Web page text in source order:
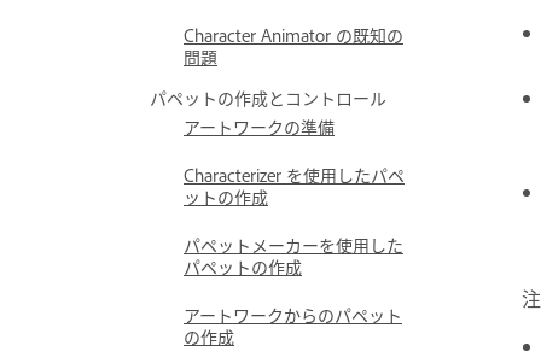
Character Animator の既知の
問題
パペットの作成とコントロール
アートワークの準備
Characterizer を使用したパペ
ットの作成
パペットメーカーを使用した
パペットの作成
アートワークからのパペット
の作成